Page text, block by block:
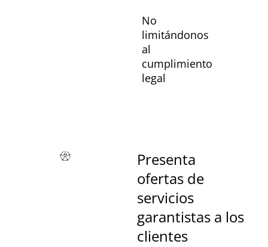
No
limitándonos
al
cumplimiento
legal
Presenta
ofertas de
servicios
garantistas a los
clientes